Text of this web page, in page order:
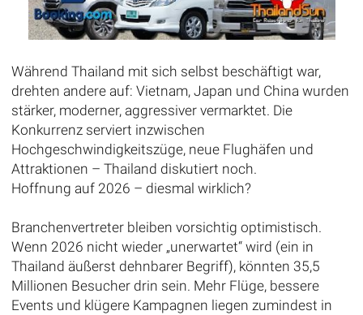
Während Thailand mit sich selbst beschäftigt war,
drehten andere auf: Vietnam, Japan und China wurden
stärker, moderner, aggressiver vermarktet. Die
Konkurrenz serviert inzwischen
Hochgeschwindigkeitszüge, neue Flughäfen und
Attraktionen – Thailand diskutiert noch.
Hoffnung auf 2026 – diesmal wirklich?
Branchenvertreter bleiben vorsichtig optimistisch.
Wenn 2026 nicht wieder „unerwartet“ wird (ein in
Thailand äußerst dehnbarer Begriff), könnten 35,5
Millionen Besucher drin sein. Mehr Flüge, bessere
Events und klügere Kampagnen liegen zumindest in